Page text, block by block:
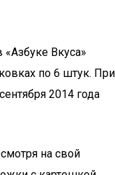
Вкуса»
по 6 штук. При
2014 года
на свой